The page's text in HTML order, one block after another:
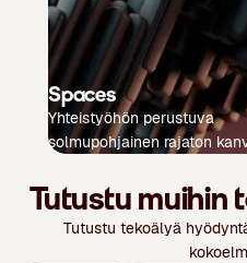
Spaces
Yhteistyöhön perustuva
solmupohjainen rajaton
Tutustu muihin
Tutustu tekoälyä